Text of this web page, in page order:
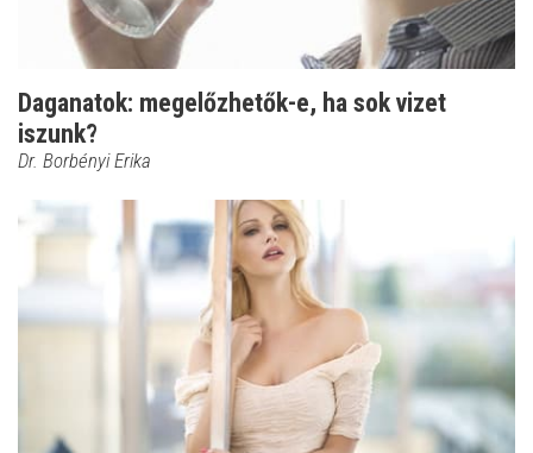
Daganatok: megelőzhetők-e, ha sok vizet
iszunk?
Dr. Borbényi Erika